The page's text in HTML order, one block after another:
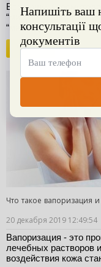
Все чаще в
“миостимуляция” или
“миолифтинг”
Читать
Что такое вапоризация
20 декабря 2019 12:49:54
Вапоризация - это
лечебных растворов
воздействия кожа